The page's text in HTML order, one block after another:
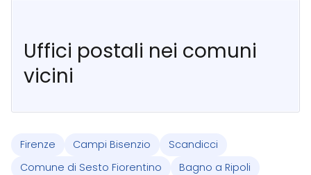
Uffici postali nei comuni
vicini
Firenze Campi Bisenzio
Scandicci
Comune di Sesto Fiorentino
Bagno a Ripoli